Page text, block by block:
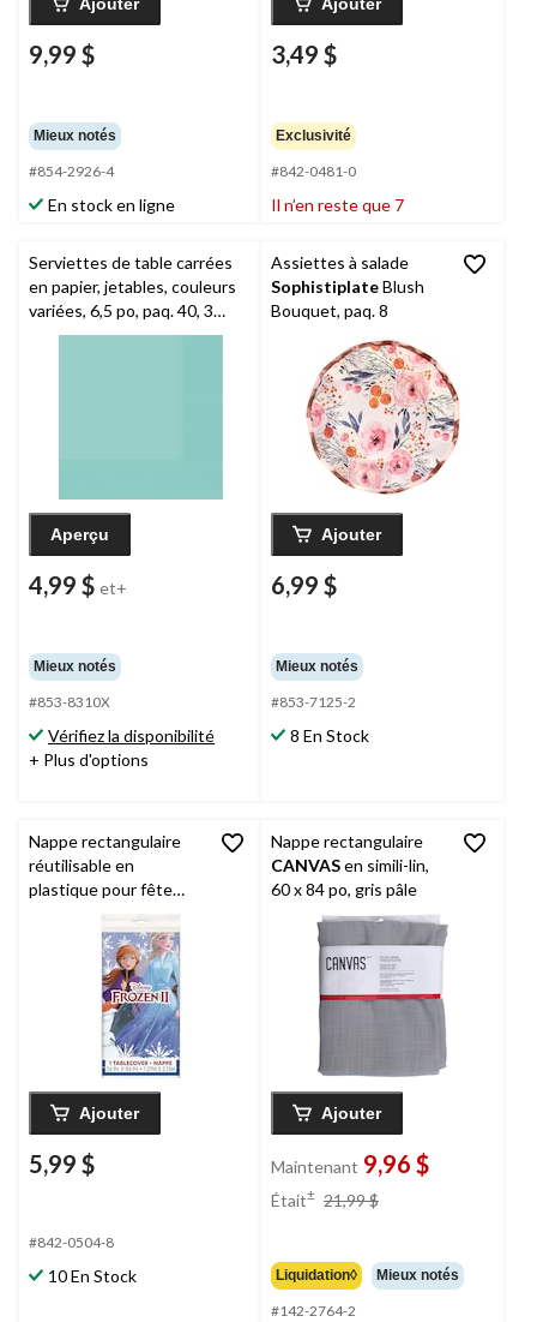
9,99 $
Mieux notés
#854-2926-4
En stock en ligne
3,49 $
Exclusivité
#842-0481-0
Il n’en reste que 7
Serviettes de table carrées
en papier, jetables, couleurs
variées, 6,5 po, paq. 40, 3
épaisseurs, pour Noël,
Aperçu
4,99 $ et+
Mieux notés
#853-8310X
Vérifiez la disponibilité
+ Plus d'options
Assiettes à salade
SophistiplateBlush
Bouquet, paq. 8
Ajouter
6,99 $
Mieux notés
#853-7125-2
8 En Stock
Nappe rectangulaire
réutilisable en
plastique pour fête
d'anniversaire Disney
La Reine des neiges,
bleu, 54 x 96 po
Ajouter
5,99 $
#842-0504-8
10 En Stock
Nappe rectangulaire
CANVASen simili-lin,
60 x 84 po, gris pâle
Ajouter
Maintenant 9,96 $
Était± 21,99 $
Liquidation◊ Mieux notés
#142-2764-2